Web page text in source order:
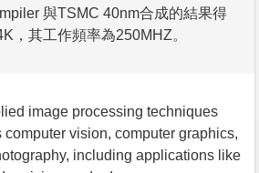
與TSMC 40nm合成的結果得
，其工作頻率為250MHZ。
image processing techniques
vision, computer graphics,
including applications like